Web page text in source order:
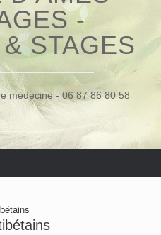
-
STAGES
médecine - 06 87 86 80 58